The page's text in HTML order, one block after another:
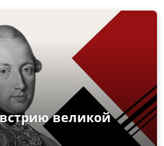
великой